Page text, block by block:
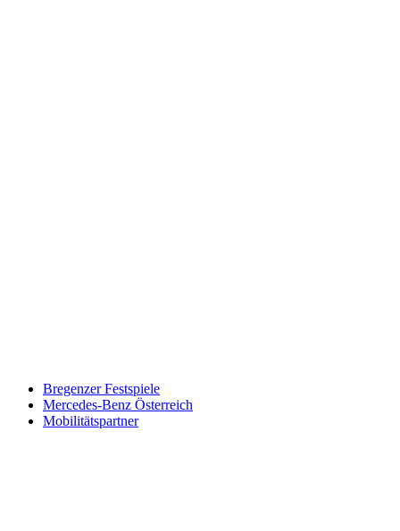
Bregenzer Festspiele
Mercedes-Benz Österreich
Mobilitätspartner